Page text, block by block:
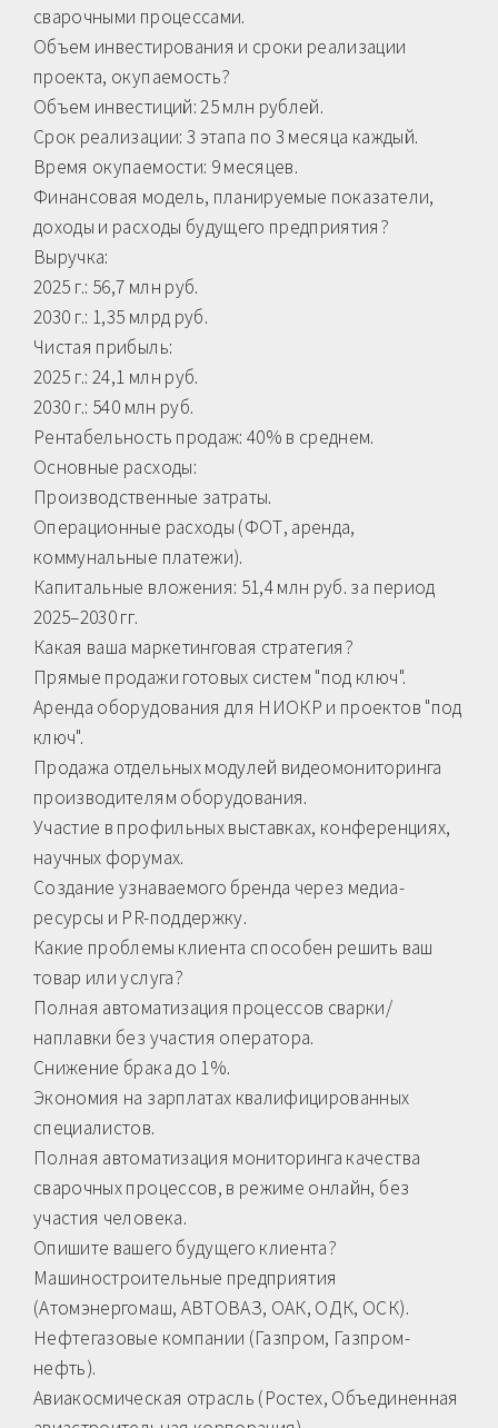
сварочными процессами.
Объем инвестирования и сроки реализации
проекта, окупаемость?
Объем инвестиций: 25 млн рублей.
Срок реализации: 3 этапа по 3 месяца каждый.
Время окупаемости: 9 месяцев.
Финансовая модель, планируемые показатели,
доходы и расходы будущего предприятия?
Выручка:
2025 г.: 56,7 млн руб.
2030 г.: 1,35 млрд руб.
Чистая прибыль:
2025 г.: 24,1 млн руб.
2030 г.: 540 млн руб.
Рентабельность продаж: 40% в среднем.
Основные расходы:
Производственные затраты.
Операционные расходы (ФОТ, аренда,
коммунальные платежи).
Капитальные вложения: 51,4 млн руб. за период
2025–2030 гг.
Какая ваша маркетинговая стратегия?
Прямые продажи готовых систем "под ключ".
Аренда оборудования для НИОКР и проектов "под
ключ".
Продажа отдельных модулей видеомониторинга
производителям оборудования.
Участие в профильных выставках, конференциях,
научных форумах.
Создание узнаваемого бренда через медиа-
ресурсы и PR-поддержку.
Какие проблемы клиента способен решить ваш
товар или услуга?
Полная автоматизация процессов сварки/
наплавки без участия оператора.
Снижение брака до 1%.
Экономия на зарплатах квалифицированных
специалистов.
Полная автоматизация мониторинга качества
сварочных процессов, в режиме онлайн, без
участия человека.
Опишите вашего будущего клиента?
Машиностроительные предприятия
(Атомэнергомаш, АВТОВАЗ, ОАК, ОДК, ОСК).
Нефтегазовые компании (Газпром, Газпром-
нефть).
Авиакосмическая отрасль (Ростех, Объединенная